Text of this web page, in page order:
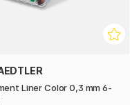
Liner Color 0,3 mm 6-